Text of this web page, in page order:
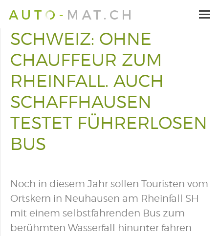
SCHWEIZ: OHNE
CHAUFFEUR ZUM
RHEINFALL. AUCH
SCHAFFHAUSEN
TESTET FÜHRERLOSEN
BUS
Noch in diesem Jahr sollen Touristen vom
Ortskern in Neuhausen am Rheinfall SH
mit einem selbstfahrenden Bus zum
berühmten Wasserfall hinunter fahren